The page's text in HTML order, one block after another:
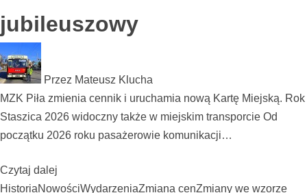
jubileuszowy
Przez Mateusz Klucha
MZK Piła zmienia cennik i uruchamia nową Kartę Miejską. Rok
Staszica 2026 widoczny także w miejskim transporcie Od
początku 2026 roku pasażerowie komunikacji…
Czytaj dalej
HistoriaNowościWydarzeniaZmiana cenZmiany we wzorze